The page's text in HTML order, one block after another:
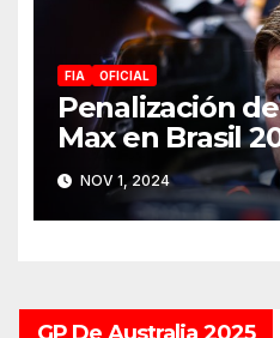
FIA OFICIAL
Penalización
Max en Brasil
NOV 1, 2024